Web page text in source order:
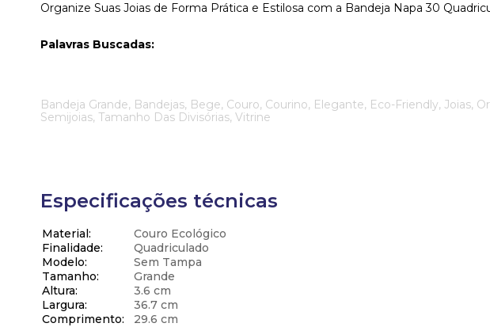
Organize Suas Joias de Forma Prática e Estilosa com a Bandeja Napa 30
Palavras Buscadas:
Bandeja Grande, Bandejas, Bege, Couro, Courino, Elegante, Eco-Friendly, Joias,
Semijoias, Tamanho Das Divisórias, Vitrine
Especificações técnicas
Material
Couro Ecológico
Finalidade
Quadriculado
Modelo
Sem Tampa
Tamanho
Grande
Altura
3.6 cm
Largura
36.7 cm
Comprimento
29.6 cm